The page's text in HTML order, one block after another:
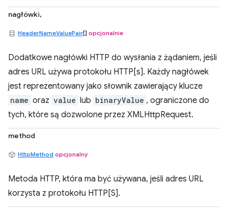
nagłówki,
HeaderNameValuePair[] opcjonalnie
Dodatkowe nagłówki HTTP do wysłania z żądaniem, jeśli
adres URL używa protokołu HTTP[s]. Każdy nagłówek
jest reprezentowany jako słownik zawierający klucze
name oraz value lub binaryValue , ograniczone do
tych, które są dozwolone przez XMLHttpRequest.
method
HttpMethod opcjonalny
Metoda HTTP, która ma być używana, jeśli adres URL
korzysta z protokołu HTTP[S].